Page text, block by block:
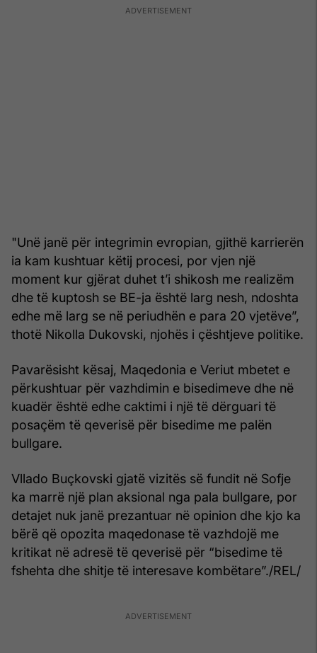
"Unë janë për integrimin evropian, gjithë karrierën
ia kam kushtuar këtij procesi, por vjen një
moment kur gjërat duhet t’i shikosh me realizëm
dhe të kuptosh se BE-ja është larg nesh, ndoshta
edhe më larg se në periudhën e para 20 vjetëve”,
thotë Nikolla Dukovski, njohës i çështjeve politike.
Pavarësisht kësaj, Maqedonia e Veriut mbetet e
përkushtuar për vazhdimin e bisedimeve dhe në
kuadër është edhe caktimi i një të dërguari të
posaçëm të qeverisë për bisedime me palën
bullgare.
Vllado Buçkovski gjatë vizitës së fundit në Sofje
ka marrë një plan aksional nga pala bullgare, por
detajet nuk janë prezantuar në opinion dhe kjo ka
bërë që opozita maqedonase të vazhdojë me
kritikat në adresë të qeverisë për “bisedime të
fshehta dhe shitje të interesave kombëtare”./REL/